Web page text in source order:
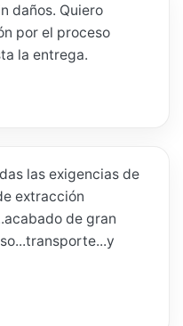
daños. Quiero
por el proceso
la entrega.
las exigencias de
extracción
de gran